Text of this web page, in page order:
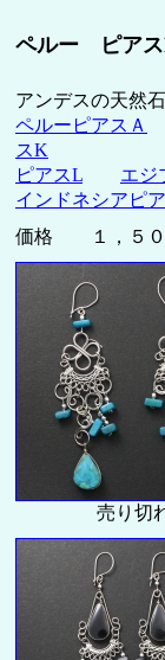
ペルー ピア
アンデスの天
ペルーピアスＡ
スK
ピアスL
エジ
インドネシアピ
価格 １，５０
売り切